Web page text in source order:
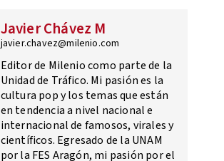
Javier Chávez M
javier.chavez@milenio.com
Editor de Milenio como parte de la
Unidad de Tráfico. Mi pasión es la
cultura pop y los temas que están
en tendencia a nivel nacional e
internacional de famosos, virales y
científicos. Egresado de la UNAM
por la FES Aragón, mi pasión por el